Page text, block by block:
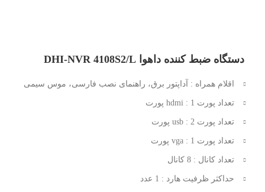
دستگاه ضبط کننده داهوا DHI-NVR 4108S2/L
اقلام همراه : آداپتور برق، راهنمای نصب فارسی، موس سیمی
تعداد پورت hdmi : 1 پورت
تعداد پورت usb : 2 پورت
تعداد پورت vga : 1 پورت
تعداد کانال : 8 کانال
حداکثر ظرفیت هارد : 1 عدد